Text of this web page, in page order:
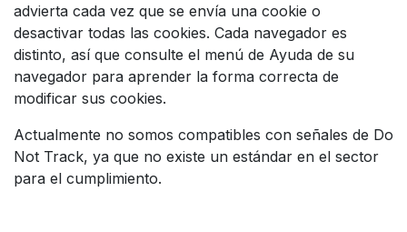
advierta cada vez que se envía una cookie o
desactivar todas las cookies. Cada navegador es
distinto, así que consulte el menú de Ayuda de su
navegador para aprender la forma correcta de
modificar sus cookies.
Actualmente no somos compatibles con señales de Do
Not Track, ya que no existe un estándar en el sector
para el cumplimiento.